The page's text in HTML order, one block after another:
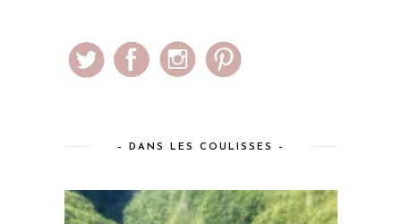
– DANS LES COULISSES –